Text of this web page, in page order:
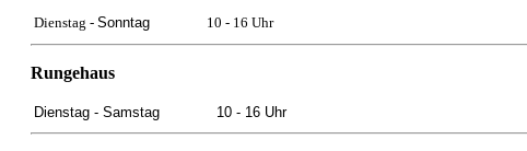
Dienstag - Sonntag 10 - 16 Uhr
Rungehaus
Dienstag - Samstag 10 - 16 Uhr